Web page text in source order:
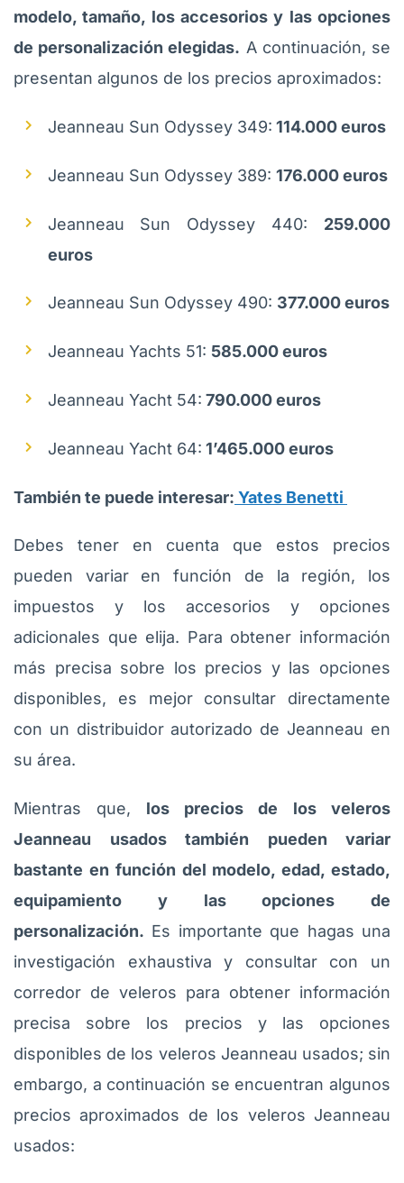
modelo, tamaño, los accesorios y las opciones
de personalización elegidas. A continuación, se
presentan algunos de los precios aproximados:
Jeanneau Sun Odyssey 349: 114.000 euros
Jeanneau Sun Odyssey 389: 176.000 euros
Jeanneau Sun Odyssey 440: 259.000
euros
Jeanneau Sun Odyssey 490: 377.000 euros
Jeanneau Yachts 51: 585.000 euros
Jeanneau Yacht 54: 790.000 euros
Jeanneau Yacht 64: 1’465.000 euros
También te puede interesar: Yates Benetti
Debes tener en cuenta que estos precios
pueden variar en función de la región, los
impuestos y los accesorios y opciones
adicionales que elija. Para obtener información
más precisa sobre los precios y las opciones
disponibles, es mejor consultar directamente
con un distribuidor autorizado de Jeanneau en
su área.
Mientras que, los precios de los veleros
Jeanneau usados también pueden variar
bastante en función del modelo, edad, estado,
equipamiento y las opciones de
personalización. Es importante que hagas una
investigación exhaustiva y consultar con un
corredor de veleros para obtener información
precisa sobre los precios y las opciones
disponibles de los veleros Jeanneau usados; sin
embargo, a continuación se encuentran algunos
precios aproximados de los veleros Jeanneau
usados: